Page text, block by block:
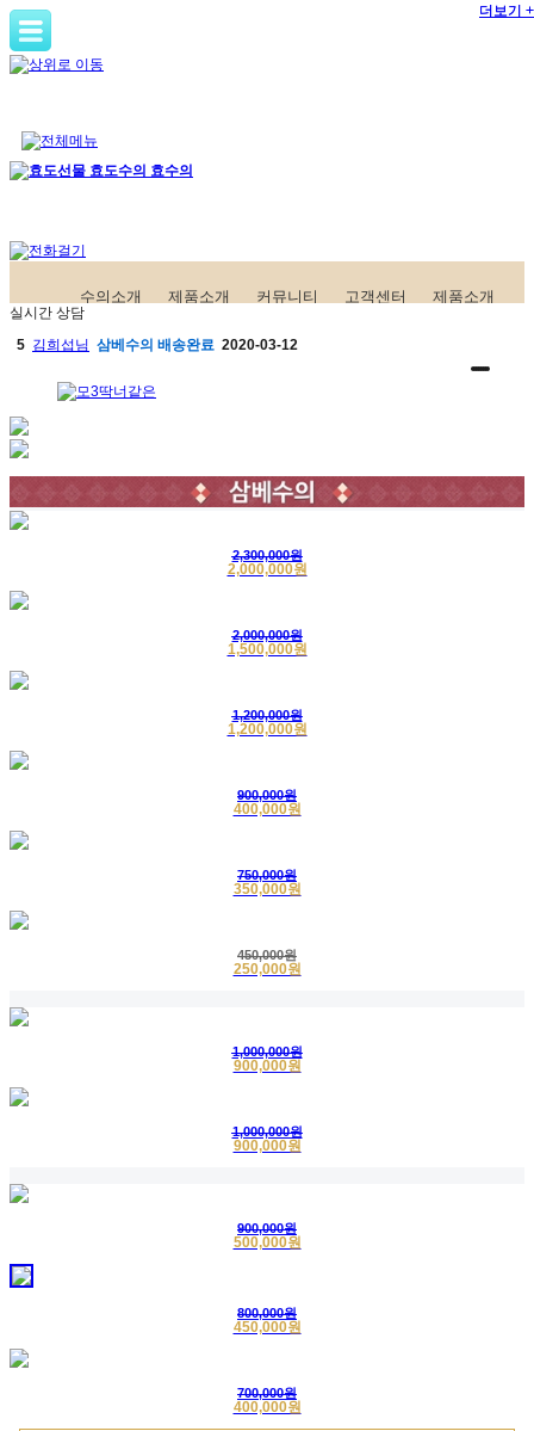
수의소개 제품소개 커뮤니티 고객센터 제품소개
실시간 상담
1
2020-04-16
3
2020-03-31
5 김희섭님 삼베수의 배송완료 2020-03-12
홍성길님 한지수의
7
8 한영자님 삼베수의 구매완료 2019-07-11
2,300,000원
2,000,000원
2,000,000원
1,500,000원
1,200,000원
1,200,000원
900,000원
400,000원
750,000원
350,000원
450,000원
250,000원
1,000,000원
900,000원
1,000,000원
900,000원
900,000원
500,000원
800,000원
450,000원
700,000원
400,000원
더보기 +
더보기 +